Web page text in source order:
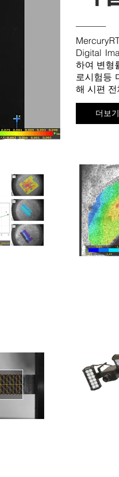
Digital
하여 변형
로시험등
해 시편
더보기